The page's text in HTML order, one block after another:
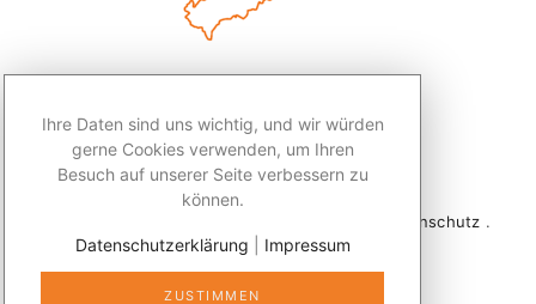
Datenschutz .
Kontakt
Ihre Daten sind uns wichtig, und wir würden
gerne Cookies verwenden, um Ihren
Besuch auf unserer Seite verbessern zu
können.
Datenschutzerklärung Impressum
ZUSTIMMEN